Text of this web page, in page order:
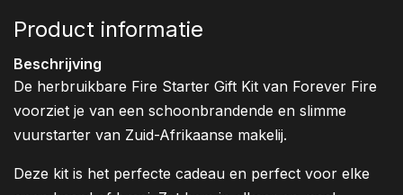
Product informatie
Beschrijving
De herbruikbare Fire Starter Gift Kit van Forever Fire
voorziet je van een schoonbrandende en slimme
vuurstarter van Zuid-Afrikaanse makelij.
Deze kit is het perfecte cadeau en perfect voor elke